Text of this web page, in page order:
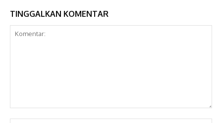
TINGGALKAN KOMENTAR